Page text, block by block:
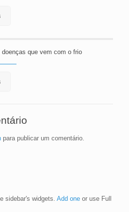
que vem com o frio
para publicar um comentário.
sidebar's widgets. Add oneor use Full